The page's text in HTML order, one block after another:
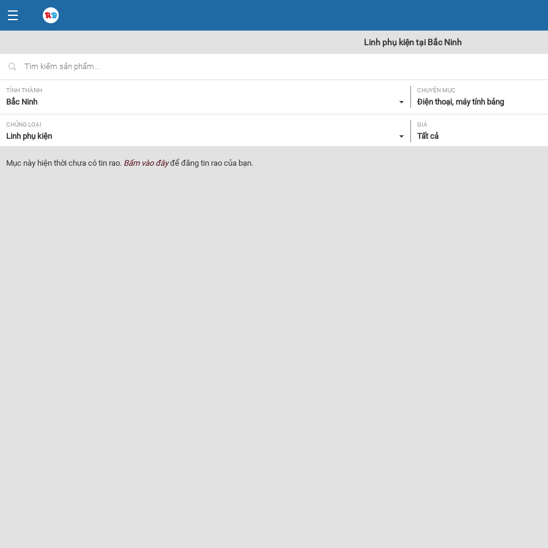
Linh phụ kiện tại Bắc Ninh
TỈNH THÀNH
Bắc Ninh
CHUYÊN MỤC
Điện thoại, máy tính bảng
CHỦNG LOẠI
Linh phụ kiện
GIÁ
Tất cả
Mục này hiện thời chưa có tin rao. Bấm vào đâyđể đăng tin rao của bạn.